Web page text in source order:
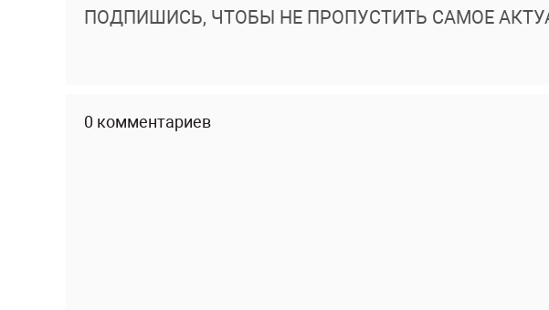
ПОДПИШИСЬ, ЧТОБЫ НЕ ПРОПУСТИТЬ САМОЕ
0 комментариев